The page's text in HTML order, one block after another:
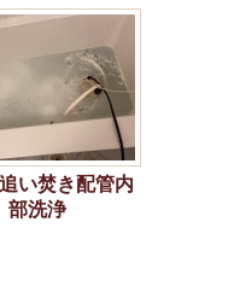
い焚き配管内
部洗浄